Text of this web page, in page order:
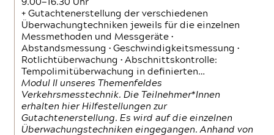
9.00—16.30 Uhr
+ Gutachtenerstellung der verschiedenen
Überwachungtechniken jeweils für die einzelnen
Messmethoden und Messgeräte •
Abstandsmessung • Geschwindigkeitsmessung •
Rotlichtüberwachung • Abschnittskontrolle:
Tempolimitüberwachung in definierten…
Modul II unseres Themenfeldes
Verkehrsmesstechnik. Die Teilnehmer*Innen
erhalten hier Hilfestellungen zur
Gutachtenerstellung. Es wird auf die einzelnen
Überwachungstechniken eingegangen. Anhand von